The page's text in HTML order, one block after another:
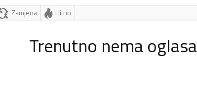
Zamjena Hitno
Trenutno nema oglasa